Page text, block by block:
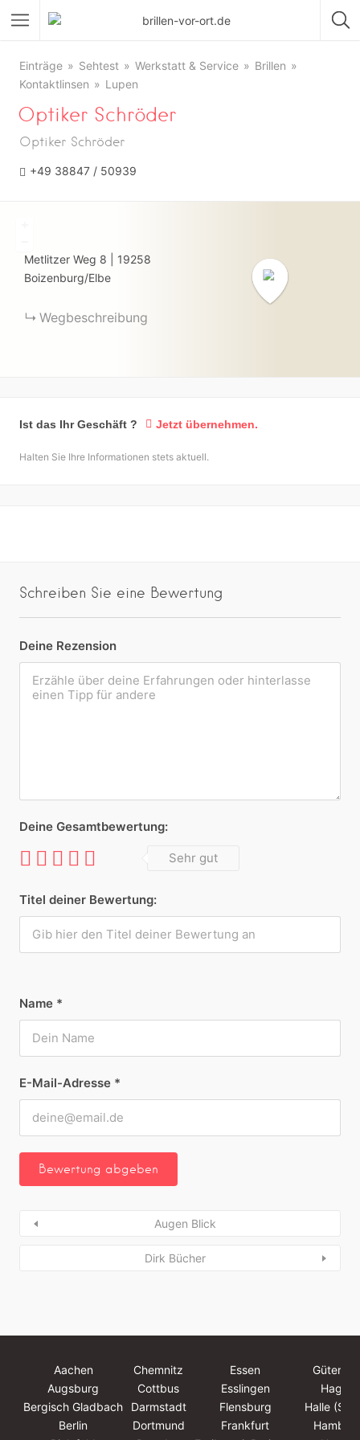
Einträge Sehtest Werkstatt & Service
Brillen
Kontaktlinsen
Lupen
Optiker Schröder
Optiker Schröder
+49 38847 / 50939
Metlitzer Weg 8
19258
Boizenburg/Elbe
Wegbeschreibung
Ist das Ihr Geschäft ? Jetzt übernehmen.
Halten Sie Ihre Informationen stets aktuell.
Schreiben Sie eine Bewertung
Deine Rezension
Name *
E-Mail-Adresse *
Deine Gesamtbewertung:
Sehr gut
Titel deiner Bewertung:
Augen Blick
Dirk Bücher
Aachen Chemnitz Essen
Augsburg
Cottbus Esslingen
Hagen
Bergisch Gladbach
Darmstadt Flensburg
Halle
Berlin
Dortmund Frankfurt